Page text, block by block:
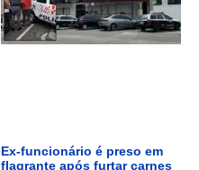
Ex-funcionário é preso em
flagrante após furtar carnes